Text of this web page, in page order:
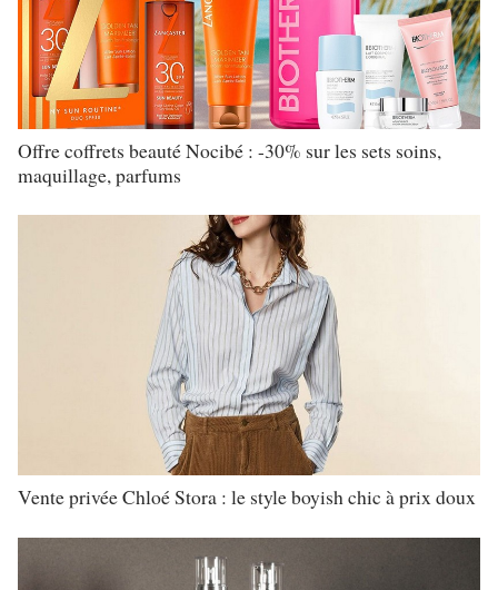
Offre coffrets beauté Nocibé : -30% sur les sets soins,
maquillage, parfums
Vente privée Chloé Stora : le style boyish chic à prix doux